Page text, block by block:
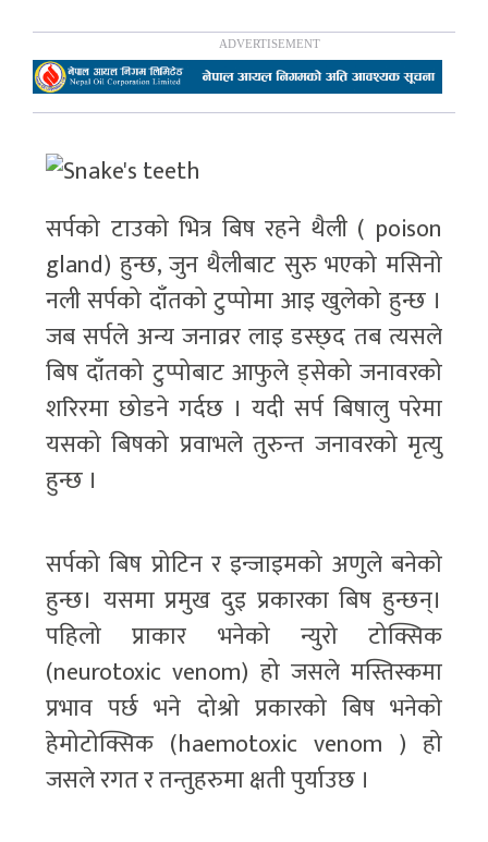
सर्पको टाउको भित्र बिष रहने थैली ( poison
gland) हुन्छ, जुन थैलीबाट सुरु भएको मसिनो
नली सर्पको दाँतको टुप्पोमा आइ खुलेको हुन्छ ।
जब सर्पले अन्य जनाव्रर लाइ डस्छ्द तब त्यसले
बिष दाँतको टुप्पोबाट आफुले ड्सेको जनावरको
शरिरमा छोडने गर्दछ । यदी सर्प बिषालु परेमा
यसको बिषको प्रवाभले तुरुन्त जनावरको मृत्यु
हुन्छ ।
सर्पको बिष प्रोटिन र इन्जाइमको अणुले बनेको
हुन्छ। यसमा प्रमुख दुइ प्रकारका बिष हुन्छन्।
पहिलो प्राकार भनेको न्युरो टोक्सिक
(neurotoxic venom) हो जसले मस्तिस्कमा
प्रभाव पर्छ भने दोश्रो प्रकारको बिष भनेको
हेमोटोक्सिक (haemotoxic venom ) हो
जसले रगत र तन्तुहरुमा क्षती पुर्याउछ ।